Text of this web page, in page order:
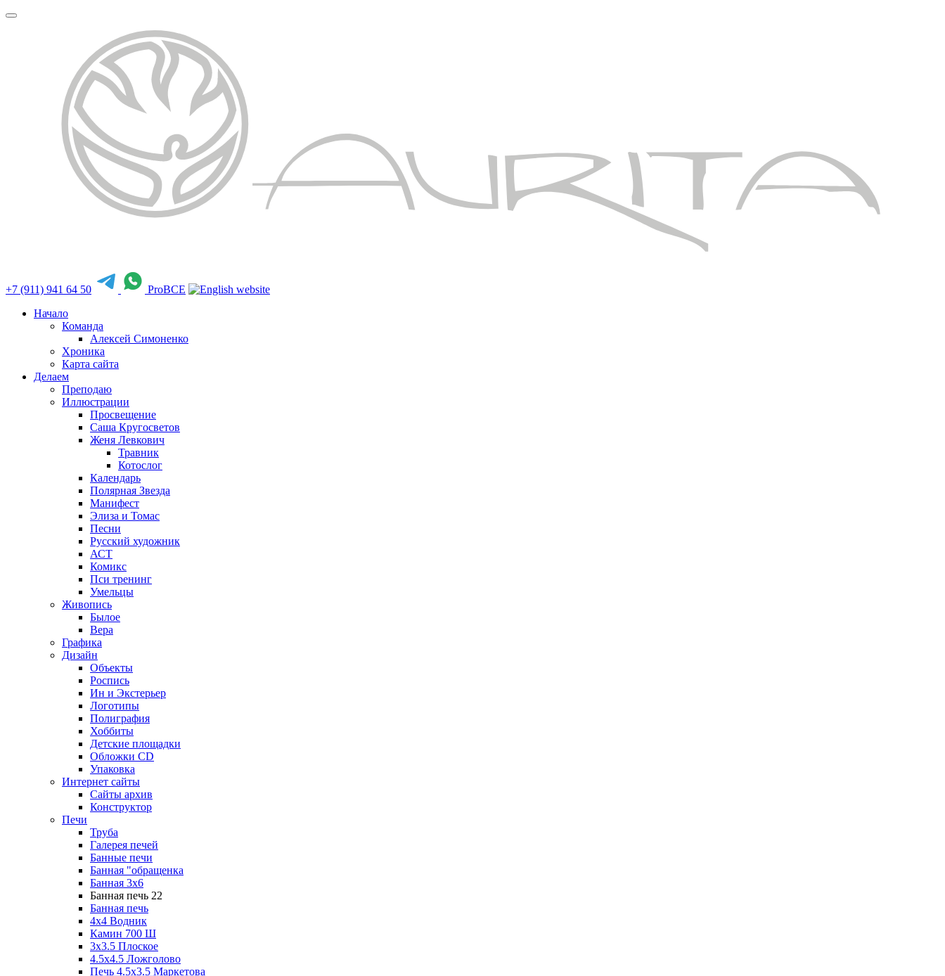
+7 (911) 941 64 50
ProBCE
Начало
Команда
Алексей Симоненко
Хроника
Карта сайта
Делаем
Преподаю
Иллюстрации
Просвещение
Саша Кругосветов
Женя Левкович
Травник
Котослог
Календарь
Полярная Звезда
Манифест
Элиза и Томас
Песни
Русский художник
АСТ
Комикс
Пси тренинг
Умельцы
Живопись
Былое
Вера
Графика
Дизайн
Объекты
Роспись
Ин и Экстерьер
Логотипы
Полиграфия
Хоббиты
Детские площадки
Обложки CD
Упаковка
Интернет сайты
Сайты архив
Конструктор
Печи
Труба
Галерея печей
Банные печи
Банная "обращенка
Банная 3х6
Банная печь 22
Банная печь
4х4 Водник
Камин 700 Ш
3x3.5 Плоское
4.5x4.5 Ложголово
Печь 4.5x3.5 Маркетова